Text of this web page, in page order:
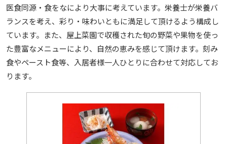
医食同源・食をなにより大事に考えています。栄養士が栄養バ
ランスを考え、彩り・味わいともに満足して頂けるよう構成し
ています。また、屋上菜園で収穫された旬の野菜や果物を使っ
た豊富なメニューにより、自然の恵みを感じて頂けます。刻み
食やペースト食等、入居者様一人ひとりに合わせて対応してお
ります。